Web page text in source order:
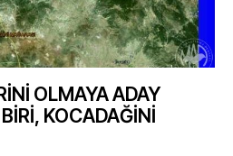
OLMAYA ADAY
KOCADAĞİNİ